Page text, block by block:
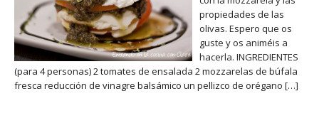
propiedades de las
olivas. Espero que os
guste y os animéis a
hacerla. INGREDIENTES
(para 4 personas) 2 tomates de ensalada 2 mozzarelas de búfala
fresca reducción de vinagre balsámico un pellizco de orégano […]